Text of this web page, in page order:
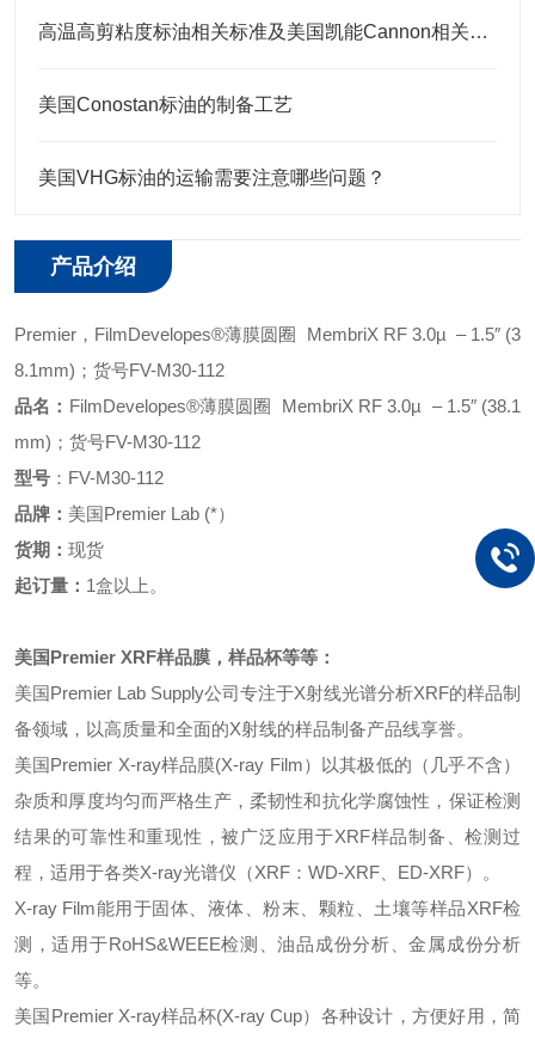
高温高剪粘度标油相关标准及美国凯能Cannon相关高温高剪粘度标油 HTHS标油
美国Conostan标油的制备工艺
美国VHG标油的运输需要注意哪些问题？
产品介绍
Premier ， FilmDevelopes®薄膜圆圈 MembriX RF 3.0µ – 1.5″ (3
8.1mm)； 货号FV-M30-112
品名： FilmDevelopes®薄膜圆圈 MembriX RF 3.0µ – 1.5″ (38.1
mm)； 货号FV-M30-112
型号 ： FV-M30-112
品牌： 美国Premier Lab (*）
货期： 现货
起订量： 1盒以上。
美国Premier XRF样品膜 ， 样品杯等等 ：
美国Premier Lab Supply公司专注于X射线光谱分析XRF的样品制
备领域，以高质量和全面的X射线的样品制备产品线享誉。
美国Premier X-ray样品膜(X-ray Film）以其极低的（几乎不含）
杂质和厚度均匀而严格生产，柔韧性和抗化学腐蚀性，保证检测
结果的可靠性和重现性，被广泛应用于XRF样品制备、检测过
程，适用于各类X-ray光谱仪（XRF：WD-XRF、ED-XRF）。
X-ray Film能用于固体、液体、粉末、颗粒、土壤等样品XRF检
测，适用于RoHS&WEEE检测、油品成份分析、金属成份分析
等。
美国Premier X-ray样品杯(X-ray Cup） 各种设计，方便好用，简